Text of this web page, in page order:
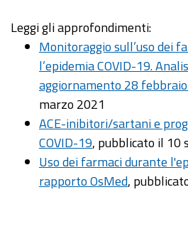
Leggi gli approfondimenti:
Monitoraggio sull’uso dei
l’epidemia COVID-19.
aggiornamento 28
marzo 2021
ACE-inibitori/sartani e
COVID-19, pubblicato il 10
Uso dei farmaci durante
rapporto OsMed,